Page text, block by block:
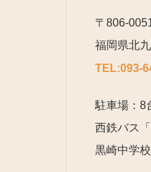
〒806-
福岡県北
TEL:093-
駐車場：8
西鉄バス
黒崎中学